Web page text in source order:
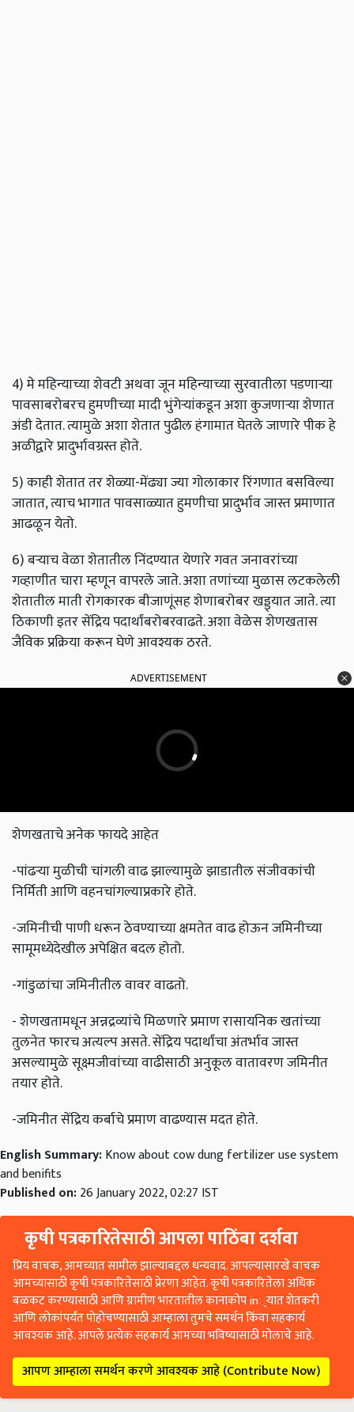
4) मे महिन्याच्या शेवटी अथवा जून महिन्याच्या सुरवातीला पडणाऱ्या
पावसाबरोबरच हुमणीच्या मादी भुंगेऱ्यांकडून अशा कुजणाऱ्या शेणात
अंडी देतात. त्यामुळे अशा शेतात पुढील हंगामात घेतले जाणारे पीक हे
अळीद्वारे प्रादुर्भावग्रस्त होते.
5) काही शेतात तर शेळ्या-मेंढ्या ज्या गोलाकार रिंगणात बसविल्या
जातात, त्याच भागात पावसाळ्यात हुमणीचा प्रादुर्भाव जास्त प्रमाणात
आढळून येतो.
6) बऱ्याच वेळा शेतातील निंदण्यात येणारे गवत जनावरांच्या
गव्हाणीत चारा म्हणून वापरले जाते. अशा तणांच्या मुळास लटकलेली
शेतातील माती रोगकारक बीजाणूंसह शेणाबरोबर खड्ड्यात जाते. त्या
ठिकाणी इतर सेंद्रिय पदार्थांबरोबरवाढते. अशा वेळेस शेणखतास
जैविक प्रक्रिया करून घेणे आवश्यक ठरते.
ADVERTISEMENT
शेणखताचे अनेक फायदे आहेत
-पांढऱ्या मुळीची चांगली वाढ झाल्यामुळे झाडातील संजीवकांची
निर्मिती आणि वहनचांगल्याप्रकारे होते.
-जमिनीची पाणी धरून ठेवण्याच्या क्षमतेत वाढ होऊन जमिनीच्या
सामूमध्येदेखील अपेक्षित बदल होतो.
-गांडुळांचा जमिनीतील वावर वाढतो.
- शेणखतामधून अन्नद्रव्यांचे मिळणारे प्रमाण रासायनिक खतांच्या
तुलनेत फारच अत्यल्प असते. सेंद्रिय पदार्थांचा अंतर्भाव जास्त
असल्यामुळे सूक्ष्मजीवांच्या वाढीसाठी अनुकूल वातावरण जमिनीत
तयार होते.
-जमिनीत सेंद्रिय कर्बाचे प्रमाण वाढण्यास मदत होते.
English Summary:Know about cow dung fertilizer use system
and benifits
Published on:26 January 2022, 02:27 IST
कृषी पत्रकारितेसाठी आपला पाठिंबा दर्शवा
प्रिय वाचक, आमच्यात सामील झाल्याबद्दल धन्यवाद. आपल्यासारखे वाचक
आमच्यासाठी कृषी पत्रकारितेसाठी प्रेरणा आहेत. कृषी पत्रकारितेला अधिक
बळकट करण्यासाठी आणि ग्रामीण भारतातील कानाकोप in्यात शेतकरी
आणि लोकांपर्यंत पोहोचण्यासाठी आम्हाला तुमचे समर्थन किंवा सहकार्य
आवश्यक आहे. आपले प्रत्येक सहकार्य आमच्या भविष्यासाठी मोलाचे आहे.
आपण आम्हाला समर्थन करणे आवश्यक आहे (Contribute Now)